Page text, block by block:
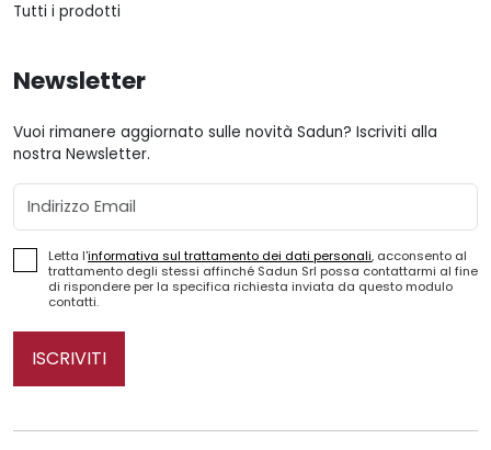
Tutti i prodotti
Newsletter
Vuoi rimanere aggiornato sulle novità Sadun? Iscriviti alla
nostra Newsletter.
Email
Letta l'informativa sul trattamento dei dati personali, acconsento al
trattamento degli stessi affinché Sadun Srl possa contattarmi al fine
di rispondere per la specifica richiesta inviata da questo modulo
contatti.
ISCRIVITI